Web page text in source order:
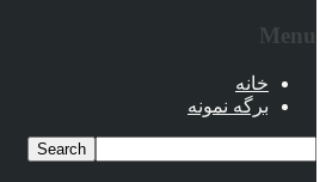
Menu
خانه
برگه نمونه